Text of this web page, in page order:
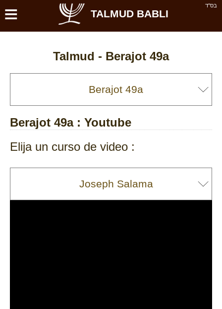
בס''ד ≡ TALMUD BABLI
Talmud - Berajot 49a
Berajot 49a: Youtube
Elija un curso de video :